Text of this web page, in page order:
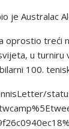
je Australac
oprostio treći
u
100.